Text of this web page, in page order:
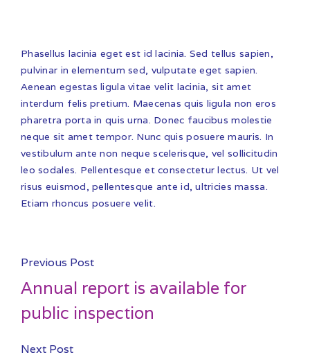
Phasellus lacinia eget est id lacinia. Sed tellus sapien,
pulvinar in elementum sed, vulputate eget sapien.
Aenean egestas ligula vitae velit lacinia, sit amet
interdum felis pretium. Maecenas quis ligula non eros
pharetra porta in quis urna. Donec faucibus molestie
neque sit amet tempor. Nunc quis posuere mauris. In
vestibulum ante non neque scelerisque, vel sollicitudin
leo sodales. Pellentesque et consectetur lectus. Ut vel
risus euismod, pellentesque ante id, ultricies massa.
Etiam rhoncus posuere velit.
Previous Post
Annual report is available for
public inspection
Next Post